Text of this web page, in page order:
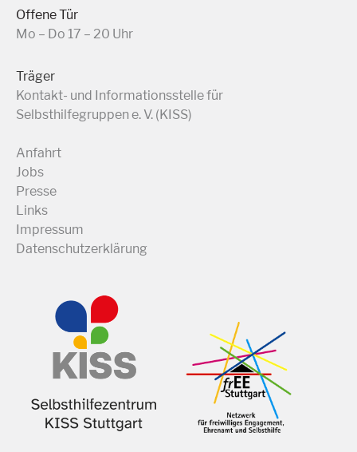
Offene Tür
Mo – Do 17 – 20 Uhr
Träger
Kontakt- und Informationsstelle für
Selbsthilfegruppen e. V. (KISS)
Anfahrt
Jobs
Presse
Links
Impressum
Datenschutzerklärung